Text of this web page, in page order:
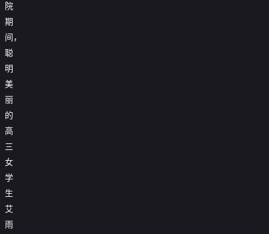
院
期
间，
聪
明
美
丽
的
高
三
女
学
生
艾
雨